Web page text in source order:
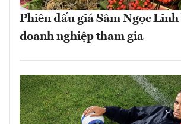
Phiên đấu giá Sâm Ngọc
doanh nghiệp tham gia